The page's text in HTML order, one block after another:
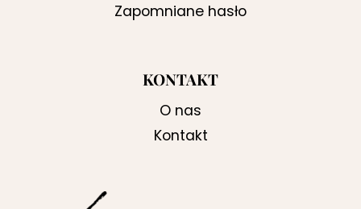
Zapomniane hasło
KONTAKT
O nas
Kontakt